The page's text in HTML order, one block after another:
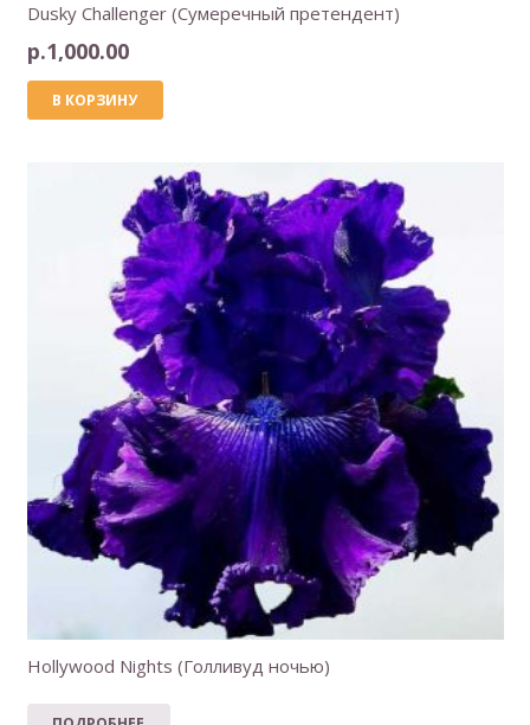
Dusky Challenger (Сумеречный претендент)
р.1,000.00
В КОРЗИНУ
Hollywood Nights (Голливуд ночью)